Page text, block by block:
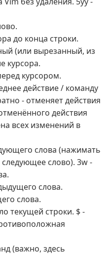
до конца строки.
(или вырезанный, из
курсора.
курсором.
действие / команду
- отменяет действия
действия
всех изменений в
слова (нажимать
слово). 3w -
слова.
слова.
текущей строки. $ -
(важно, здесь